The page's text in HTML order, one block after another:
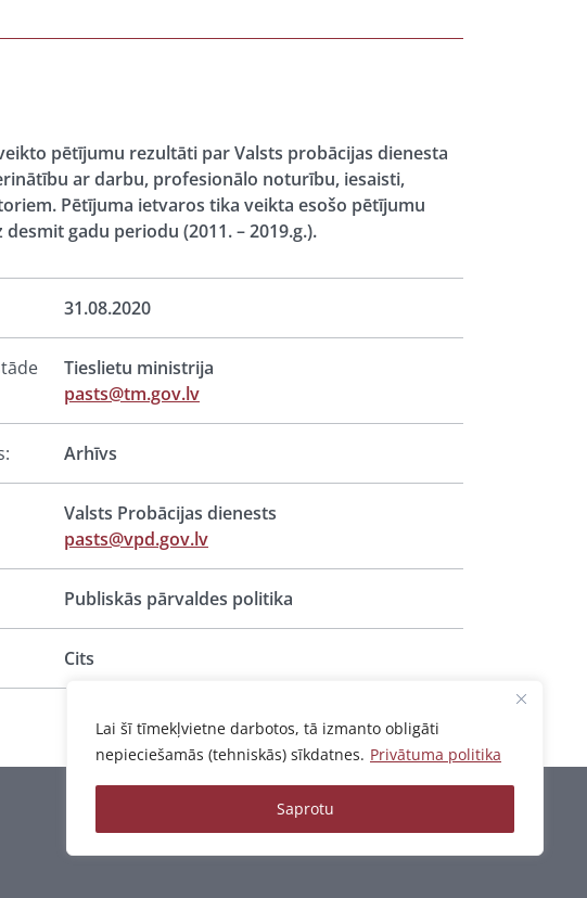
Lai šī tīmekļvietne darbotos, tā izmanto obligāti
nepieciešamās (tehniskās) sīkdatnes. Privātuma politika
Saprotu
pētījumu rezultāti par Valsts probācijas dienesta
ar darbu, profesionālo noturību, iesaisti,
Pētījuma ietvaros tika veikta esošo pētījumu
gadu periodu (2011. – 2019.g.).
31.08.2020
Tieslietu ministrija
pasts@tm.gov.lv
Arhīvs
Valsts Probācijas dienests
pasts@vpd.gov.lv
Publiskās pārvaldes politika
Cits
Privātuma politika